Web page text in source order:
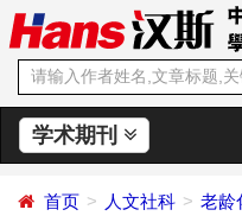
学术期刊
首页 人文社科
老龄